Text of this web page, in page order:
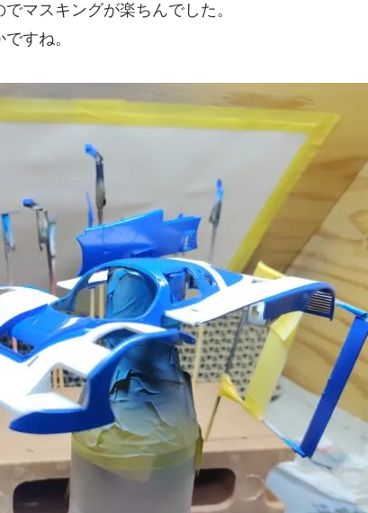
マスキングが楽ちんでした。
すね。